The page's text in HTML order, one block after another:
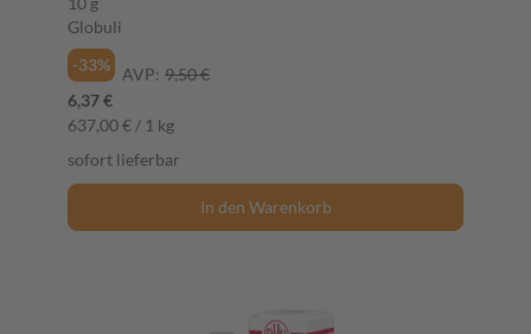
Globuli
-33%
AVP: 9,50 €
6,37 €
637,00 € / 1 kg
sofort lieferbar
In den Warenkorb